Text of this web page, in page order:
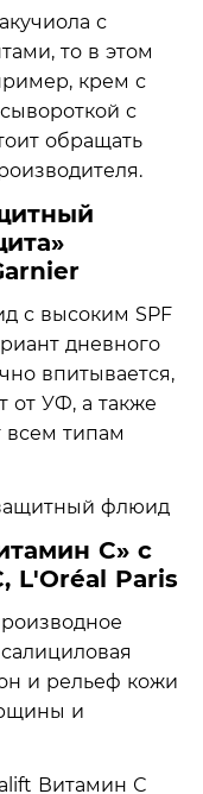
с
то в этом
крем с
с
обращать
с высоким SPF
дневного
впитывается,
от УФ, а также
всем типам
С» с
L'Oréal Paris
и рельеф кожи
и